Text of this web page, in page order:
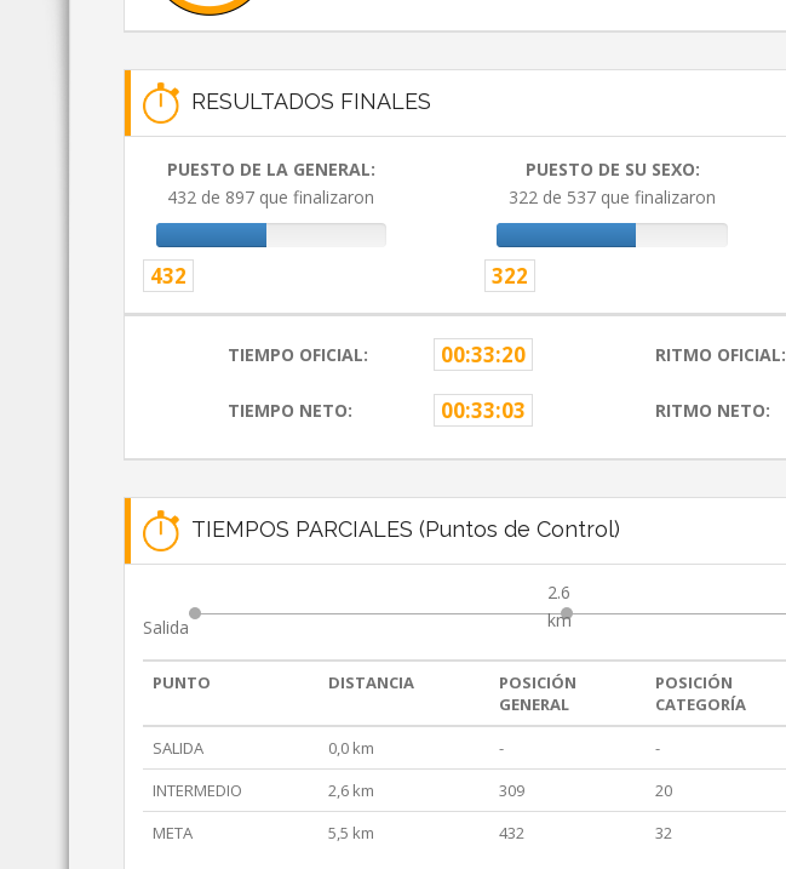
RESULTADOS FINALES
PUESTO DE LA GENERAL:
432 de 897 que finalizaron
432
PUESTO DE SU SEXO:
322 de 537 que finalizaron
322
TIEMPO OFICIAL: 00:33:20 RITMO OFICIAL:
TIEMPO NETO: 00:33:03 RITMO NETO:
TIEMPOS PARCIALES (Puntos de Control)
Salida
2.6
km
PUNTO DISTANCIA
POSICIÓN
GENERAL
POSICIÓN
CATEGORÍA
SALIDA 0,0 km - -
INTERMEDIO
2,6 km 309 20
META
5,5 km 432 32